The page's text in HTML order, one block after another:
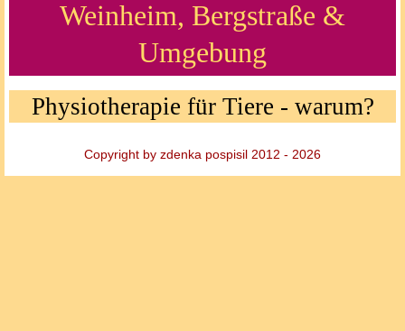
Weinheim, Bergstraße &
Umgebung
Physiotherapie für Tiere - warum?
Copyright by zdenka pospisil 2012 - 2026